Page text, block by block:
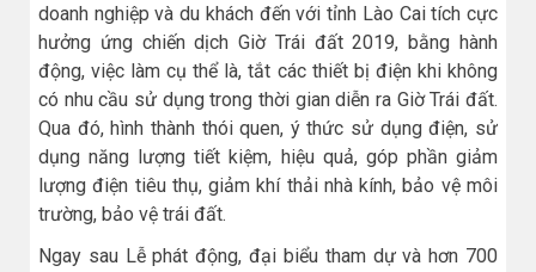
doanh nghiệp và du khách đến với tỉnh Lào Cai tích cực
hưởng ứng chiến dịch Giờ Trái đất 2019, bằng hành
động, việc làm cụ thể là, tắt các thiết bị điện khi không
có nhu cầu sử dụng trong thời gian diễn ra Giờ Trái đất.
Qua đó, hình thành thói quen, ý thức sử dụng điện, sử
dụng năng lượng tiết kiệm, hiệu quả, góp phần giảm
lượng điện tiêu thụ, giảm khí thải nhà kính, bảo vệ môi
trường, bảo vệ trái đất.
Ngay sau Lễ phát động, đại biểu tham dự và hơn 700